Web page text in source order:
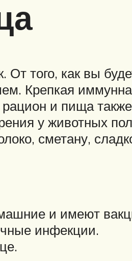
От того, как вы
Крепкая
рацион и пища
у животных
сметану,
и имеют
инфекции.